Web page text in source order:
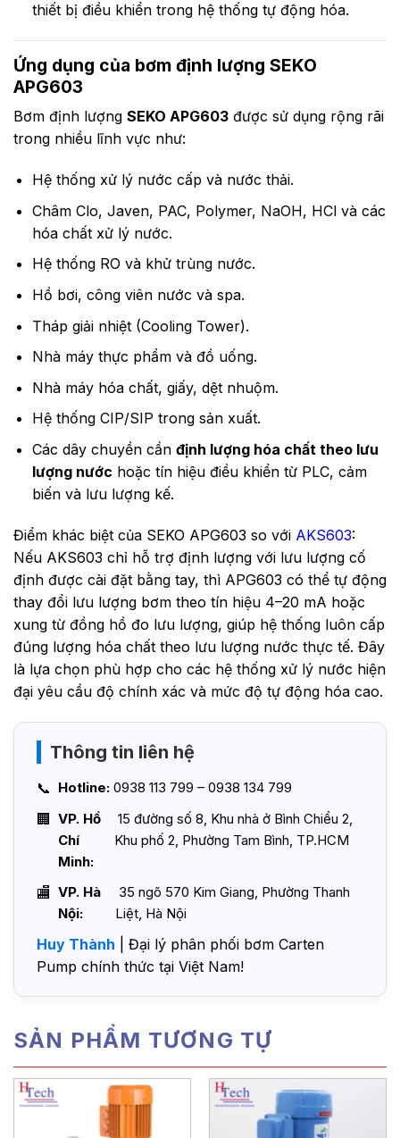
thiết bị điều khiển trong hệ thống tự động hóa.
Ứng dụng của bơm định lượng SEKO
APG603
Bơm định lượng SEKO APG603 được sử dụng rộng rãi
trong nhiều lĩnh vực như:
Hệ thống xử lý nước cấp và nước thải.
Châm Clo, Javen, PAC, Polymer, NaOH, HCl và các
hóa chất xử lý nước.
Hệ thống RO và khử trùng nước.
Hồ bơi, công viên nước và spa.
Tháp giải nhiệt (Cooling Tower).
Nhà máy thực phẩm và đồ uống.
Nhà máy hóa chất, giấy, dệt nhuộm.
Hệ thống CIP/SIP trong sản xuất.
Các dây chuyền cần định lượng hóa chất theo lưu
lượng nước hoặc tín hiệu điều khiển từ PLC, cảm
biến và lưu lượng kế.
Điểm khác biệt của SEKO APG603 so với AKS603:
Nếu AKS603 chỉ hỗ trợ định lượng với lưu lượng cố
định được cài đặt bằng tay, thì APG603 có thể tự động
thay đổi lưu lượng bơm theo tín hiệu 4–20 mA hoặc
xung từ đồng hồ đo lưu lượng, giúp hệ thống luôn cấp
đúng lượng hóa chất theo lưu lượng nước thực tế. Đây
là lựa chọn phù hợp cho các hệ thống xử lý nước hiện
đại yêu cầu độ chính xác và mức độ tự động hóa cao.
Thông tin liên hệ
Hotline: 0938 113 799 – 0938 134 799
VP. Hồ
Chí
Minh:
15 đường số 8, Khu nhà ở Bình Chiểu 2,
Khu phố 2, Phường Tam Bình, TP.HCM
VP. Hà
Nội:
35 ngõ 570 Kim Giang, Phường Thanh
Liệt, Hà Nội
Huy Thành | Đại lý phân phối bơm Carten
Pump chính thức tại Việt Nam!
SẢN PHẨM TƯƠNG TỰ